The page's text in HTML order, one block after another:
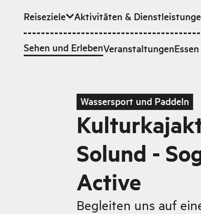
Zum Hauptinhalt
Reiseziele Aktivitäten &
Sehen und ErlebenVeranstaltungen
Wassersport und Paddeln
Solund -
Active
Begleiten uns auf